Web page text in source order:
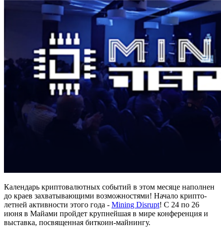
Календарь криптовалютных событий в этом месяце наполнен
до краев захватывающими возможностями! Начало крипто-
летней активности этого года - Mining Disrupt! С 24 по 26
июня в Майами пройдет крупнейшая в мире конференция и
выставка, посвященная биткоин-майнингу.